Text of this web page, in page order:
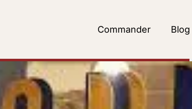
Commander Blog